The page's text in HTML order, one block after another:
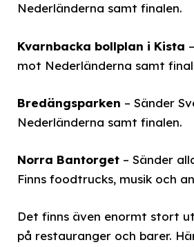
Nederländerna samt finalen.
Kvarnbacka bollplan i Kista
mot Nederländerna samt
Bredängsparken – Sänder
Nederländerna samt finalen.
Norra Bantorget – Sänder
Finns foodtrucks, musik och
Det finns även enormt stort
på restauranger och barer.